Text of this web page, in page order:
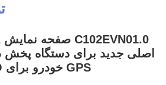
اصلی جدید برای دستگاه
GPS خودرو برای AUO